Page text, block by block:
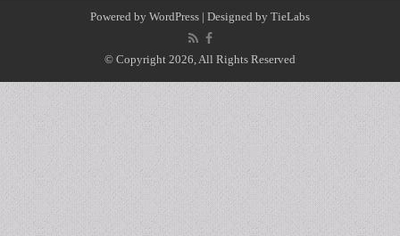
Powered by WordPress | Designed by TieLabs
© Copyright 2026, All Rights Reserved